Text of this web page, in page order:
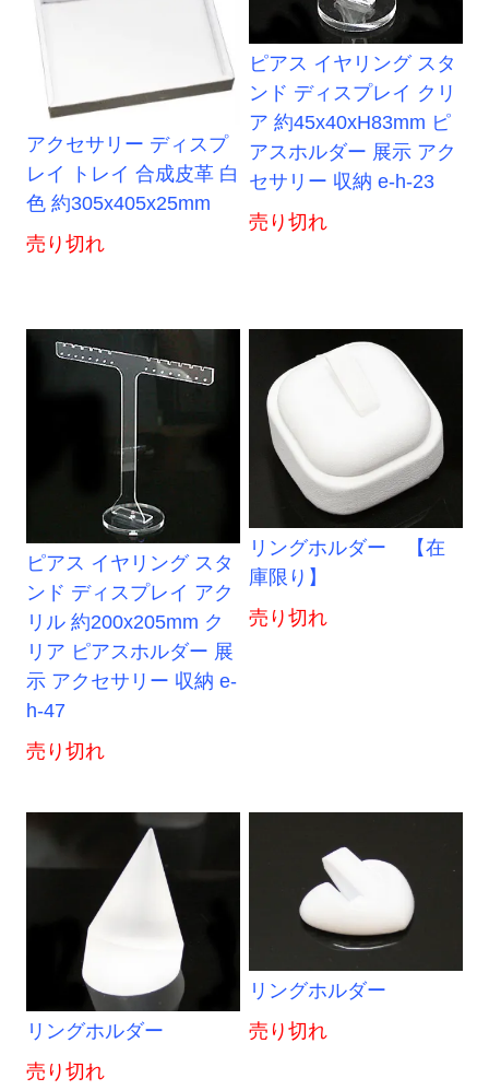
アクセサリー ディスプ
レイ トレイ 合成皮革 白
色 約305x405x25mm
売り切れ
ピアス イヤリング スタ
ンド ディスプレイ クリ
ア 約45x40xH83mm ピ
アスホルダー 展示 アク
セサリー 収納 e-h-23
売り切れ
ピアス イヤリング スタ
ンド ディスプレイ アク
リル 約200x205mm ク
リア ピアスホルダー 展
示 アクセサリー 収納 e-
h-47
売り切れ
リングホルダー 【在
庫限り】
売り切れ
リングホルダー
売り切れ
リングホルダー
売り切れ